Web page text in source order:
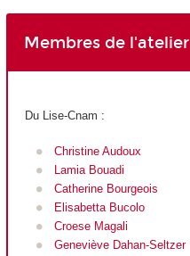
Membres de l'atelier
Du Lise-Cnam :
Christine Audoux
Lamia Bouadi
Catherine Bourgeois
Elisabetta Bucolo
Croese Magali
Geneviève Dahan-Seltzer